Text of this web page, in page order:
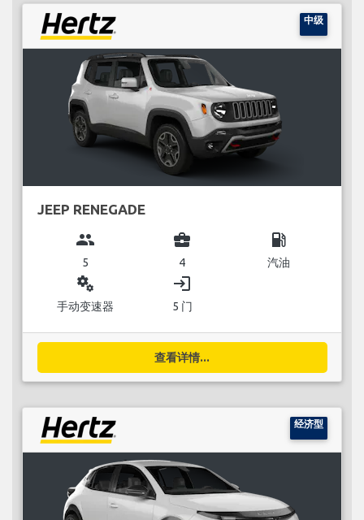
中级
JEEP RENEGADE
group
5
business_center
4
local_gas_station
汽油
miscellaneous_services
手动变速器
login
5 门
查看详情...
经济型